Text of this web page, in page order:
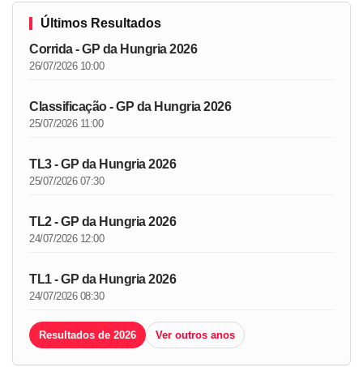
Últimos Resultados
Corrida - GP da Hungria 2026
26/07/2026 10:00
Classificação - GP da Hungria 2026
25/07/2026 11:00
TL3 - GP da Hungria 2026
25/07/2026 07:30
TL2 - GP da Hungria 2026
24/07/2026 12:00
TL1 - GP da Hungria 2026
24/07/2026 08:30
Resultados de 2026 Ver outros anos